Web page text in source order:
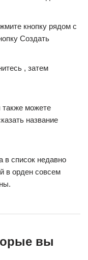
кнопку рядом с
Создать
, затем
также можете
название
в список недавно
в орден совсем
вы